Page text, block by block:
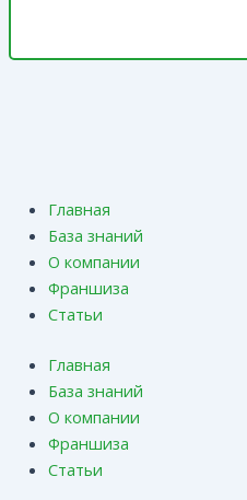
Главная
База знаний
О компании
Франшиза
Статьи
Главная
База знаний
О компании
Франшиза
Статьи